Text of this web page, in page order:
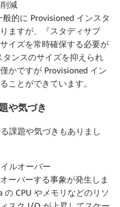
減
的に Provisioned インスタ
ますが、『スタディサプ
イズを常時確保する必要が
タンスのサイズを抑えられ
かですが Provisioned イン
ことができています。
や気づき
課題や気づきもありまし
ルオーバー
ーバーする事象が発生しま
の CPU やメモリなどのリソ